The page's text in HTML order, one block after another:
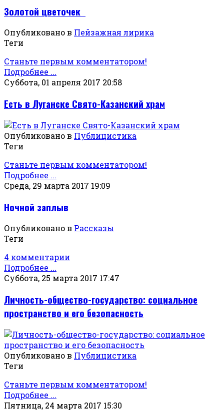
Золотой цветочек
Опубликовано в Пейзажная лирика
Теги
Станьте первым комментатором!
Подробнее ...
Суббота, 01 апреля 2017 20:58
Есть в Луганске Свято-Казанский храм
Опубликовано в Публицистика
Теги
Станьте первым комментатором!
Подробнее ...
Среда, 29 марта 2017 19:09
Ночной заплыв
Опубликовано в Рассказы
Теги
4 комментарии
Подробнее ...
Суббота, 25 марта 2017 17:47
Личность-общество-государство: социальное
пространство и его безопасность
Опубликовано в Публицистика
Теги
Станьте первым комментатором!
Подробнее ...
Пятница, 24 марта 2017 15:30